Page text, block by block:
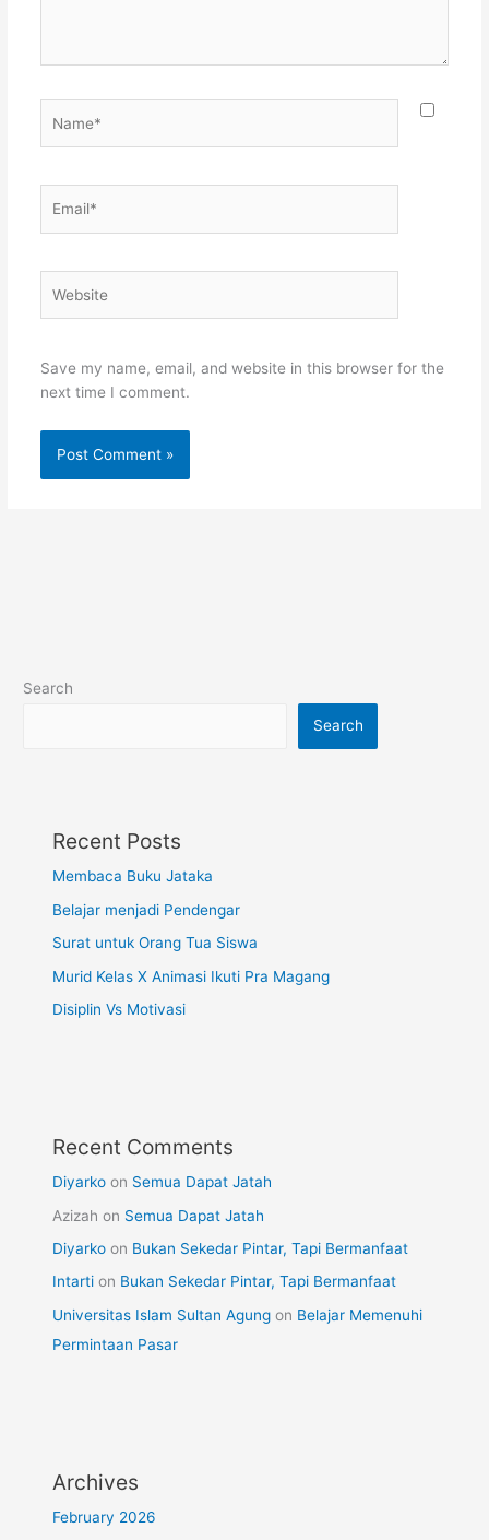
Save my name, email, and website in this browser for the
next time I comment.
Search
Search
Recent Posts
Membaca Buku Jataka
Belajar menjadi Pendengar
Surat untuk Orang Tua Siswa
Murid Kelas X Animasi Ikuti Pra Magang
Disiplin Vs Motivasi
Recent Comments
Diyarko on Semua Dapat Jatah
Azizah on Semua Dapat Jatah
Diyarko on Bukan Sekedar Pintar, Tapi Bermanfaat
Intarti on Bukan Sekedar Pintar, Tapi Bermanfaat
Universitas Islam Sultan Agung on Belajar Memenuhi
Permintaan Pasar
Archives
February 2026